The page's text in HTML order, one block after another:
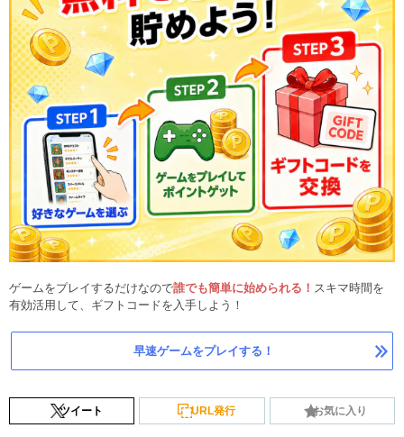
ゲームをプレイするだけなので誰でも簡単に始められる！ スキマ時間を
有効活用して、ギフトコードを入手しよう！
早速ゲームをプレイする！
ツイート URL発行 お気に入り